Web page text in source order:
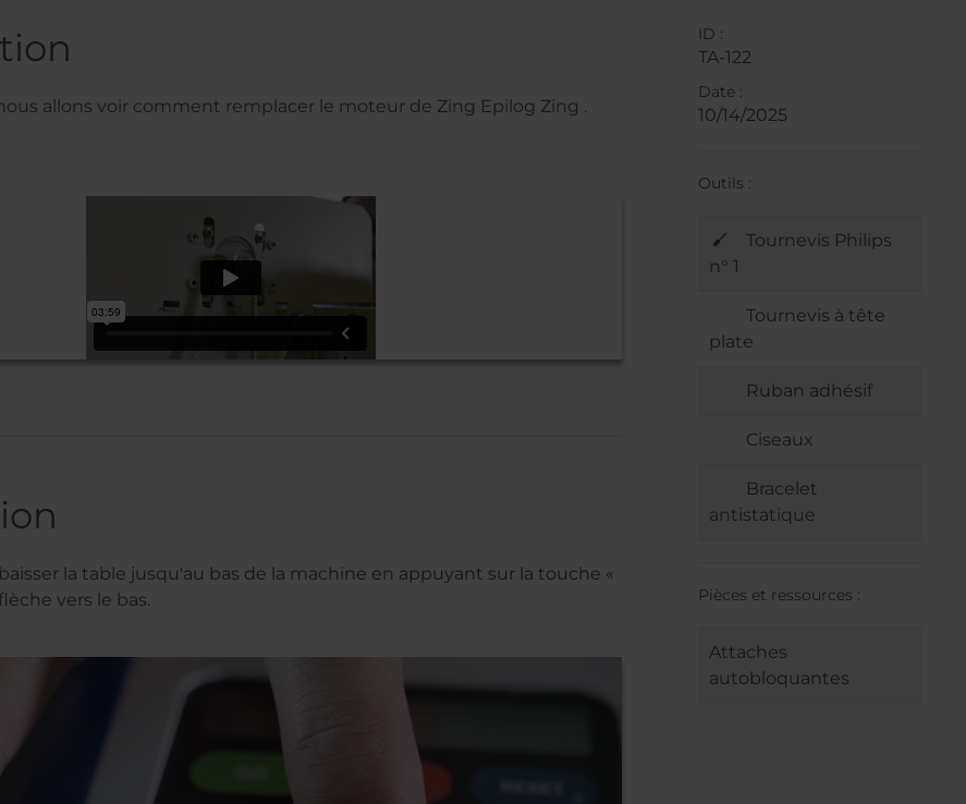
allons voir comment remplacer le moteur de Zing Epilog Zing .
la table jusqu'au bas de la machine en appuyant sur la touche «
vers le bas.
ID :
TA-122
Date :
10/14/2025
Outils :
Tournevis Philips
n° 1
Tournevis à tête
plate
Ruban adhésif
Ciseaux
Bracelet
antistatique
Pièces et ressources :
Attaches
autobloquantes